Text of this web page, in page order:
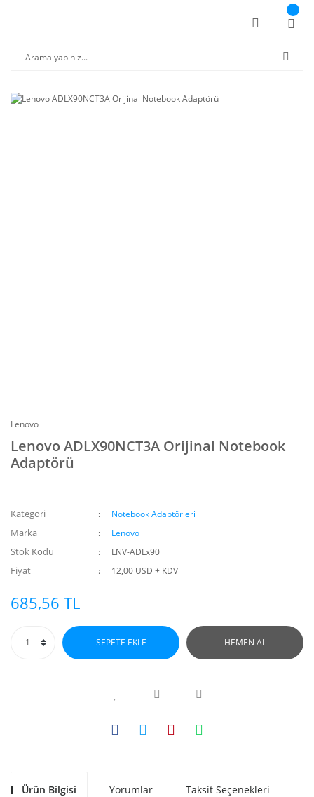
Lenovo
Lenovo ADLX90NCT3A Orijinal Notebook
Adaptörü
Kategori Notebook Adaptörleri
Marka Lenovo
Stok Kodu LNV-ADLx90
Fiyat 12,00 USD + KDV
685,56 TL
SEPETE EKLE HEMEN AL
Ürün Bilgisi Yorumlar Taksit Seçenekleri